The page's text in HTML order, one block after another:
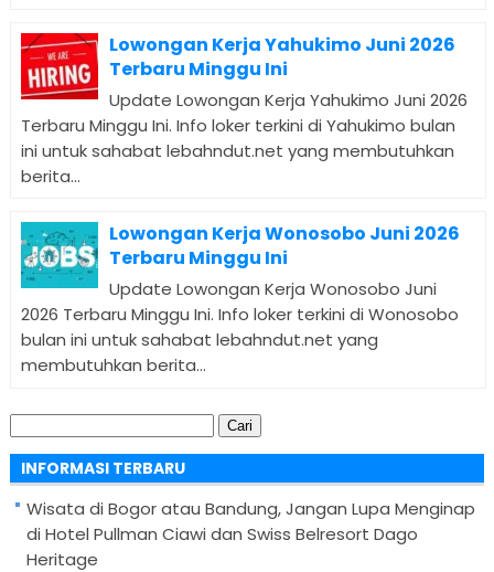
Lowongan Kerja Yahukimo Juni 2026
Terbaru Minggu Ini
Update Lowongan Kerja Yahukimo Juni 2026
Terbaru Minggu Ini. Info loker terkini di Yahukimo bulan
ini untuk sahabat lebahndut.net yang membutuhkan
berita...
Lowongan Kerja Wonosobo Juni 2026
Terbaru Minggu Ini
Update Lowongan Kerja Wonosobo Juni
2026 Terbaru Minggu Ini. Info loker terkini di Wonosobo
bulan ini untuk sahabat lebahndut.net yang
membutuhkan berita...
Cari
untuk:
INFORMASI TERBARU
Wisata di Bogor atau Bandung, Jangan Lupa Menginap
di Hotel Pullman Ciawi dan Swiss Belresort Dago
Heritage